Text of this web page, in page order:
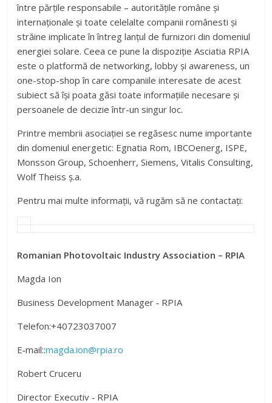
între părțile responsabile – autoritățile române și
internaționale și toate celelalte companii românesti și
străine implicate în întreg lanțul de furnizori din domeniul
energiei solare. Ceea ce pune la dispoziție Asciatia RPIA
este o platformă de networking, lobby și awareness, un
one-stop-shop în care companiile interesate de acest
subiect să își poata găsi toate informațiile necesare și
persoanele de decizie într-un singur loc.
Printre membrii asociației se regăsesc nume importante
din domeniul energetic: Egnatia Rom, IBCOenerg, ISPE,
Monsson Group, Schoenherr, Siemens, Vitalis Consulting,
Wolf Theiss ș.a.
Pentru mai multe informații, vă rugăm să ne contactați:
Romanian Photovoltaic Industry Association – RPIA
Magda Ion
Business Development Manager ‐ RPIA
Telefon:+40723037007
E‐mail::magda.ion@rpia.ro
Robert Cruceru
Director Executiv ‐ RPIA